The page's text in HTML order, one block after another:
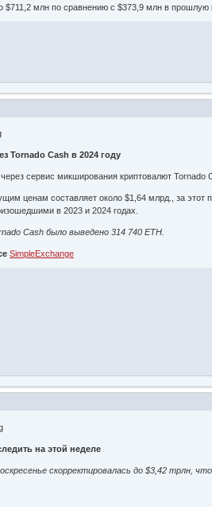
млн по сравнению с $373,9 млн в прошлую
Tornado Cash в 2024 году
сервис микширования криптовалют
ценам составляет около $1,64 млрд., за
в 2023 и 2024 годах.
Cash было выведено 314 740 ETH.
SimpleExchange
на этой неделе
скорректировалась до $3,42 трлн,